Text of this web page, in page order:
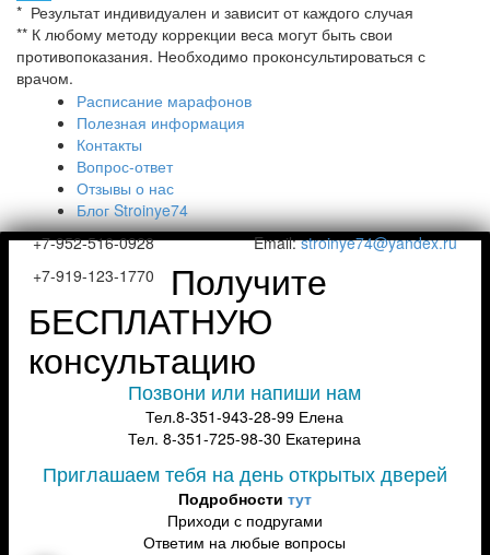
Telegram
* Результат индивидуален и зависит от каждого случая
** К любому методу коррекции веса могут быть свои
противопоказания. Необходимо проконсультироваться с
врачом.
Расписание марафонов
Полезная информация
Контакты
Вопрос-ответ
Отзывы о нас
Блог Stroinye74
+7-952-516-0928
+7-919-123-1770
Email:stroinye74@yandex.ru
Получите
БЕСПЛАТНУЮ
консультацию
Позвони или напиши нам
Тел.8-351-943-28-99 Елена
Тел. 8-351-725-98-30 Екатерина
Приглашаем тебя на день открытых дверей
Подробности тут
Приходи с подругами
Ответим на любые вопросы